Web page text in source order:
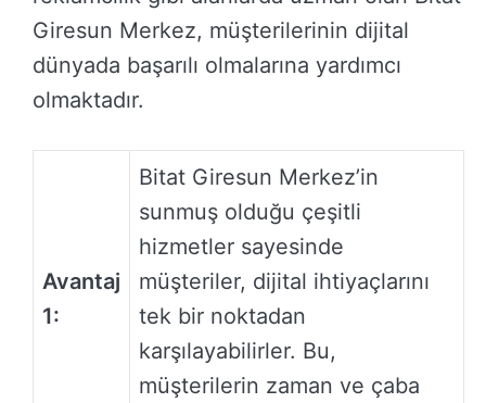
Giresun Merkez, müşterilerinin dijital
dünyada başarılı olmalarına yardımcı
olmaktadır.
Avantaj
1:
Bitat Giresun Merkez’in
sunmuş olduğu çeşitli
hizmetler sayesinde
müşteriler, dijital ihtiyaçlarını
tek bir noktadan
karşılayabilirler. Bu,
müşterilerin zaman ve çaba